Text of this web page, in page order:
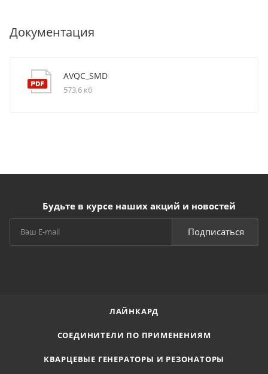
Документация
AVQC_SMD
573,6 кб
Будьте в курсе наших акций и новостей
Подписаться
ЛАЙНКАРД
СОЕДИНИТЕЛИ ПО ПРИМЕНЕНИЯМ
КВАРЦЕВЫЕ ГЕНЕРАТОРЫ И РЕЗОНАТОРЫ